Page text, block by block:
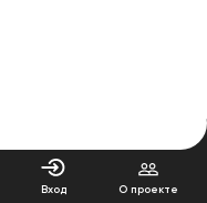
Вход О проекте